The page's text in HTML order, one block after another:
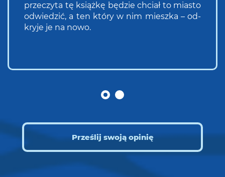
prze­czy­ta tę książ­kę bę­dzie chciał to mia­sto
od­wie­dzić, a ten który w nim miesz­ka – od­
kry­je je na nowo.
Prześlij swoją opinię